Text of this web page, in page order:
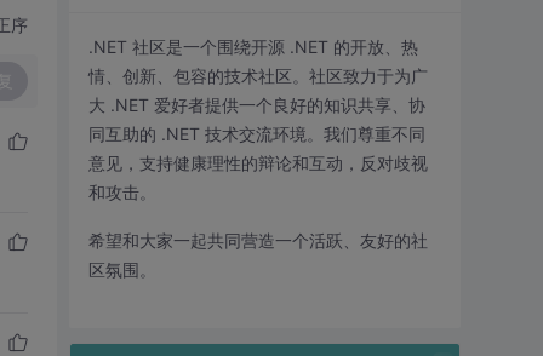
序
.NET 社区是一个围绕开源 .NET 的开放、热
情、创新、包容的技术社区。社区致力于为广
大 .NET 爱好者提供一个良好的知识共享、协
同互助的 .NET 技术交流环境。我们尊重不同
意见，支持健康理性的辩论和互动，反对歧视
和攻击。
希望和大家一起共同营造一个活跃、友好的社
区氛围。